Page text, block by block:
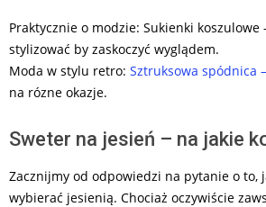
Praktycznie o modzie: Sukienki koszulowe
stylizować by zaskoczyć wyglądem.
Moda w stylu retro: Sztruksowa spódnica
na rózne okazje.
Sweter na jesień – na jakie
Zacznijmy od odpowiedzi na pytanie o to,
wybierać jesienią. Chociaż oczywiście